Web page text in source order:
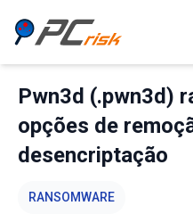
Pwn3d (.pwn3d)
opções de
desencriptação
RANSOMWARE